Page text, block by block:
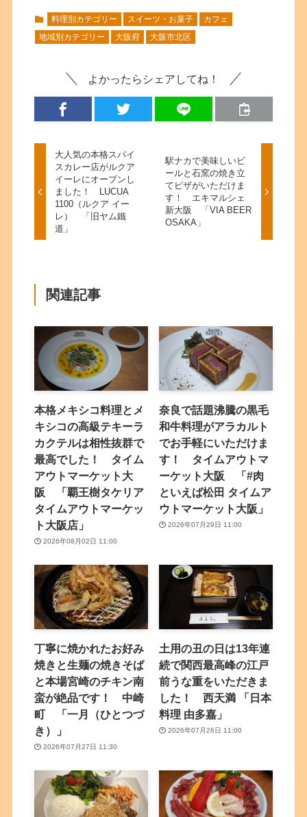
料理別カテゴリー スイーツ・お菓子
カフェ
地域別カテゴリー
大阪府 大阪市北区
よかったらシェアしてね！
大人気の本格スパイ
スカレー店がルクア
イーレにオープンし
ました！ LUCUA
1100（ルクア イー
レ） 「旧ヤム鐵
道」
駅ナカで美味しいビ
ールと石窯の焼き立
てピザがいただけま
す！ エキマルシェ
新大阪 「VIA BEER
OSAKA」
関連記事
本格メキシコ料理とメ
キシコの高級テキーラ
カクテルは相性抜群で
最高でした！ タイム
アウトマーケット大
阪 「覇王樹タケリア
タイムアウトマーケッ
ト大阪店」
2026年08月02日 11:00
奈良で話題沸騰の黒毛
和牛料理がアラカルト
でお手軽にいただけま
す！ タイムアウトマ
ーケット大阪 「#肉
といえば松田 タイムア
ウトマーケット大阪」
2026年07月29日 11:00
丁寧に焼かれたお好み
焼きと生麺の焼きそば
と本場宮崎のチキン南
蛮が絶品です！ 中崎
町 「一月（ひとつづ
き）」
2026年07月27日 11:30
土用の丑の日は13年連
続で関西最高峰の江戸
前うな重をいただきま
した！ 西天満 「日本
料理 由多嘉」
2026年07月26日 11:00